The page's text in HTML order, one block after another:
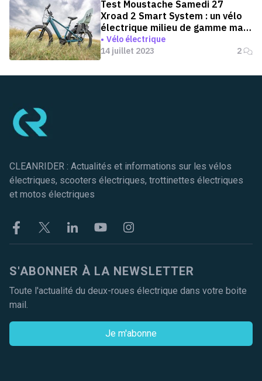
Test Moustache Samedi 27
Xroad 2 Smart System : un vélo
électrique milieu de gamme mal
positionné
Vélo électrique
14 juillet 2023
2
CLEANRIDER : Actualités et informations sur les vélos
électriques, scooters électriques, trottinettes électriques
et motos électriques
FacebookTwitter LinkekinYoutubeInstagram
S'ABONNER À LA NEWSLETTER
Toute l'actualité du deux-roues électrique dans votre boite
mail.
Je m'abonne